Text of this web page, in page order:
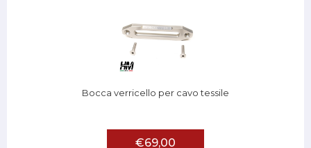
Bocca verricello per cavo tessile
€69,00